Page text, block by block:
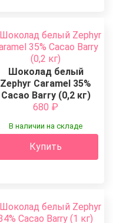
Шоколад белый
Zephyr Caramel 35%
Cacao Barry (0,2 кг)
680 ₽
В наличии на складе
Купить